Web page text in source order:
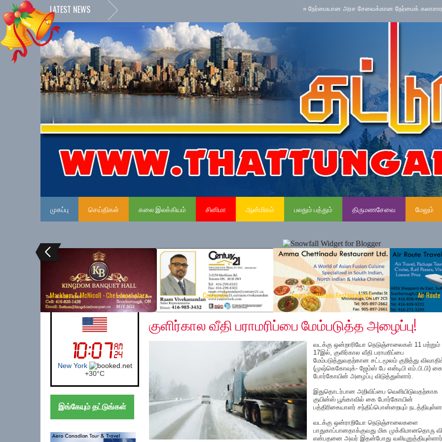
LATEST NEWS நேர்மையான அரச சேவைக்கான நேர்மைக் கலாசாரம் தேசிய
முகப்பு செய்திகள் கலை இலக்கியம் சினிமா ஆன்மிகம் பலதும் பத்தும் திருமணசேவை மேலும்
Markham & McNicoll - Chef depot plaza Century21 Amma Chettinadu Restaurant Ltd Air
UK (London)
London
+20°C
இங்கேயும் தட்டுங்கள்
Sunday, November 10, 2019
குளிர்கால வீதி பராமரிப்பை மேம்படுத்த அழைப்பு!
வடக்கு ஒன்றாரியோ நெடுஞ்சாலைகள் 11 மற்றும்
17இல், குளிர்கால வீதி பராமரிப்பை
மேம்படுத்துவதற்கான சட்டமூலம் குறித்து
(முஷ்கெகோவுக்- ஜேம்ஸ் பே என்டிபி எம்.பி.பி) கை
போர்கோயின் அழைப்பு விடுத்துள்ளார்.
இதுதொடர்பான அறிவிப்பை வெளியிடுவதற்காக
குயின்ஸ் பூங்காவில் கை போர்கோயின்
பத்திரிகையாளர் சந்திப்பொன்றையும்
வடக்கு ஒன்ராறியோ நெடுஞ்சாலைகளை
பாதுகாப்பானதாக்குவது மிக முக்கிமானதொரு
என்பதனை அவர் இதன்போது